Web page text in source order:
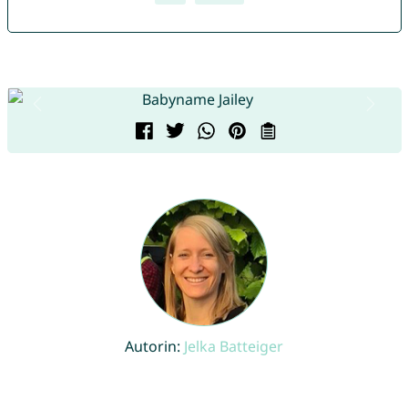
Autorin: Jelka Batteiger